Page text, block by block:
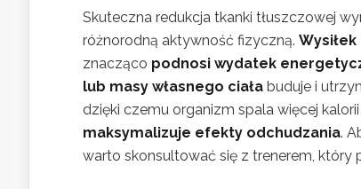
Skuteczna redukcja tkanki tłuszczowej
różnorodną aktywność fizyczną.
znacząco podnosi wydatek
lub masy własnego ciała buduje i
dzięki czemu organizm spala więcej
maksymalizuje efekty odchudzania.
warto skonsultować się z trenerem,